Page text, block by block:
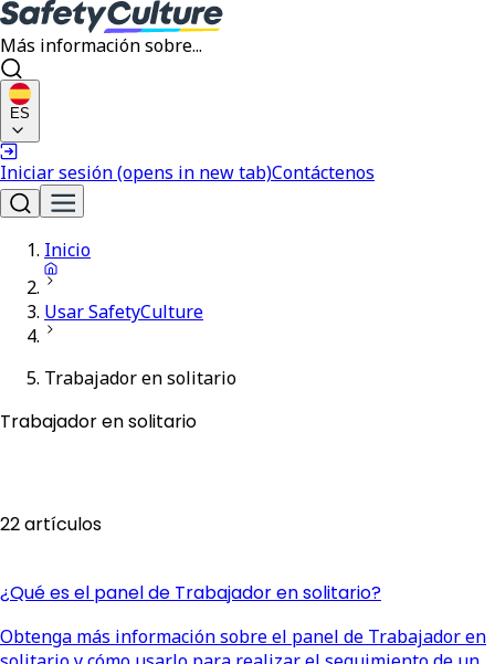
Más información sobre...
ES
Iniciar sesión(opens in new tab)Contáctenos
Inicio
Usar SafetyCulture
Trabajador en solitario
Trabajador en solitario
22 artículos
¿Qué es el panel de Trabajador en solitario?
Obtenga más información sobre el panel de Trabajador en